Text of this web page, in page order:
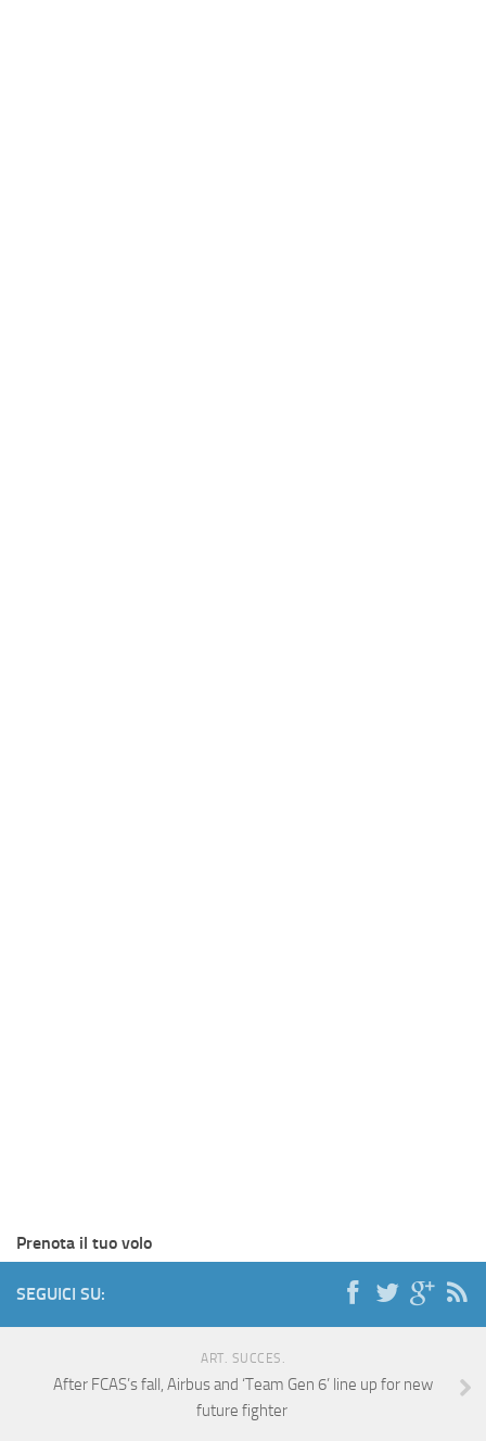
Prenota il tuo volo
SEGUICI SU:
ART. SUCCES.
After FCAS’s fall, Airbus and ‘Team Gen 6’ line up for new
future fighter